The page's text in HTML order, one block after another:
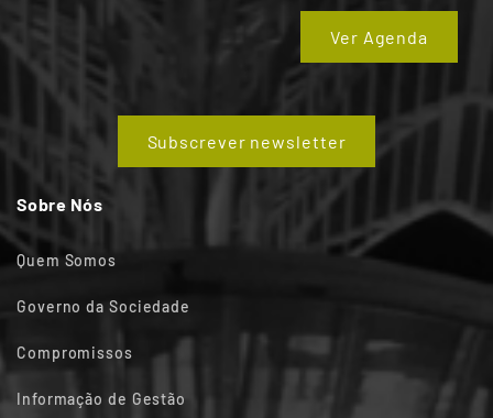
Ver Agenda
Subscrever newsletter
Sobre Nós
Quem Somos
Governo da Sociedade
Compromissos
Informação de Gestão